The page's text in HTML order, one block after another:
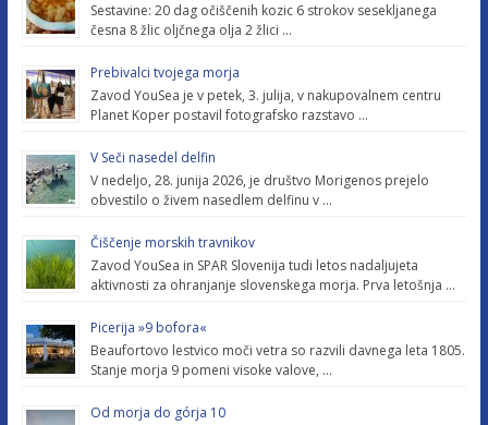
Sestavine: 20 dag očiščenih kozic 6 strokov sesekljanega
česna 8 žlic oljčnega olja 2 žlici …
Prebivalci tvojega morja
Zavod YouSea je v petek, 3. julija, v nakupovalnem centru
Planet Koper postavil fotografsko razstavo …
V Seči nasedel delfin
V nedeljo, 28. junija 2026, je društvo Morigenos prejelo
obvestilo o živem nasedlem delfinu v …
Čiščenje morskih travnikov
Zavod YouSea in SPAR Slovenija tudi letos nadaljujeta
aktivnosti za ohranjanje slovenskega morja. Prva letošnja …
Picerija »9 bofora«
Beaufortovo lestvico moči vetra so razvili davnega leta 1805.
Stanje morja 9 pomeni visoke valove, …
Od morja do górja 10